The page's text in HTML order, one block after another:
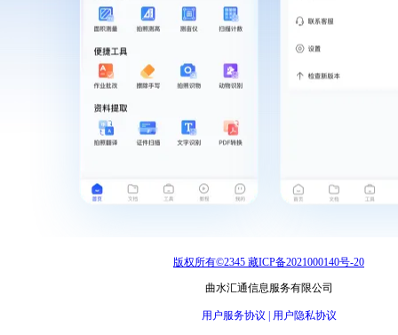
版权所有©2345 藏ICP备2021000140号-20
曲水汇通信息服务有限公司
用户服务协议 | 用户隐私协议